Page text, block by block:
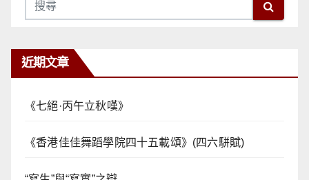
近期文章
《七絕·丙午立秋嘆》
《香港佳佳舞蹈學院四十五載頌》(四六駢賦)